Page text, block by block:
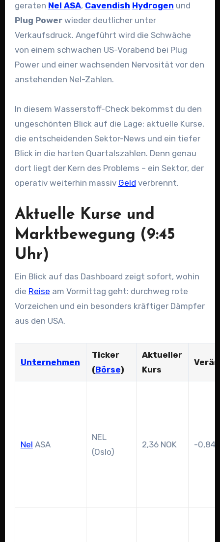
geraten Nel ASA, Cavendish Hydrogen und
Plug Powerwieder deutlicher unter
Verkaufsdruck. Angeführt wird die Schwäche
von einem schwachen US-Vorabend bei Plug
Power und einer wachsenden Nervosität vor den
anstehenden Nel-Zahlen.
In diesem Wasserstoff-Check bekommst du den
ungeschönten Blick auf die Lage: aktuelle Kurse,
die entscheidenden Sektor-News und ein tiefer
Blick in die harten Quartalszahlen. Denn genau
dort liegt der Kern des Problems – ein Sektor, der
operativ weiterhin massiv Geld verbrennt.
Aktuelle Kurse und
Marktbewegung (9:45
Uhr)
Ein Blick auf das Dashboard zeigt sofort, wohin
die Reise am Vormittag geht: durchweg rote
Vorzeichen und ein besonders kräftiger Dämpfer
aus den USA.
Unternehmen
Ticker
(Börse)
Aktueller
Kurs
Nel ASA
NEL
(Oslo)
2,36 NOK -0,84